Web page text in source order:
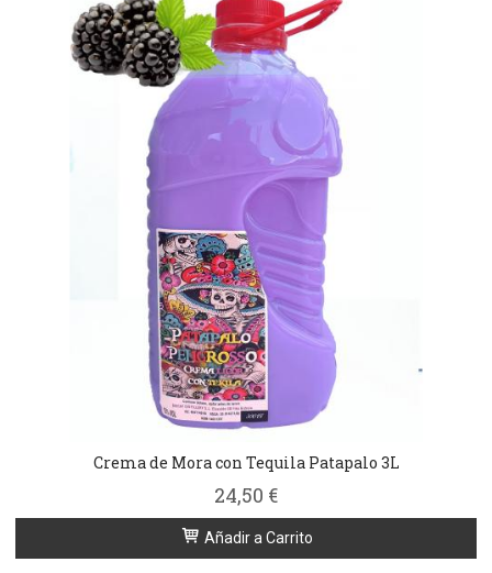
Crema de Mora con Tequila Patapalo 3L
24,50 €
Añadir a Carrito